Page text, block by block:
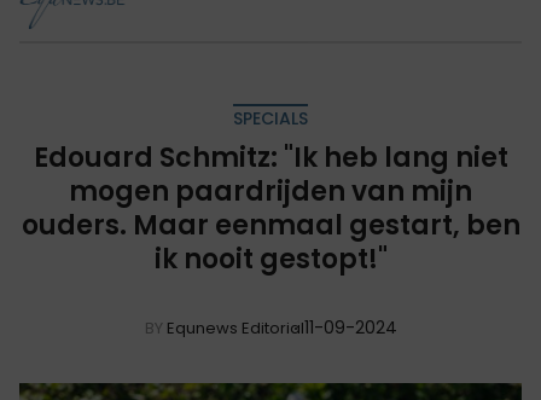
SPECIALS
Edouard Schmitz: "Ik heb lang niet
mogen paardrijden van mijn
ouders. Maar eenmaal gestart, ben
ik nooit gestopt!"
BY Equnews Editorial11-09-2024